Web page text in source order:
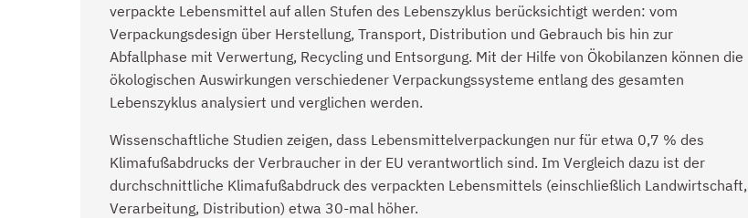
verpackte Lebensmittel auf allen Stufen des Lebenszyklus berücksichtigt werden: vom
Verpackungsdesign über Herstellung, Transport, Distribution und Gebrauch bis hin zur
Abfallphase mit Verwertung, Recycling und Entsorgung. Mit der Hilfe von Ökobilanzen können die
ökologischen Auswirkungen verschiedener Verpackungssysteme entlang des gesamten
Lebenszyklus analysiert und verglichen werden.
Wissenschaftliche Studien zeigen, dass Lebensmittelverpackungen nur für etwa 0,7 % des
Klimafußabdrucks der Verbraucher in der EU verantwortlich sind. Im Vergleich dazu ist der
durchschnittliche Klimafußabdruck des verpackten Lebensmittels (einschließlich Landwirtschaft,
Verarbeitung, Distribution) etwa 30-mal höher.